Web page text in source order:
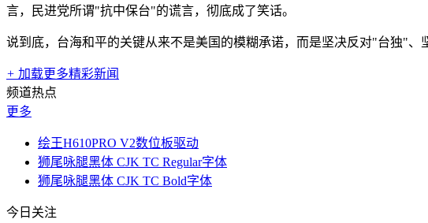
言，民进党所谓"抗中保台"的谎言，彻底成了笑话。
说到底，台海和平的关键从来不是美国的模糊承诺，而是坚决反对"台独"
+ 加载更多精彩新闻
频道热点
更多
绘王H610PRO V2数位板驱动
狮尾咏腿黑体 CJK TC Regular字体
狮尾咏腿黑体 CJK TC Bold字体
今日关注